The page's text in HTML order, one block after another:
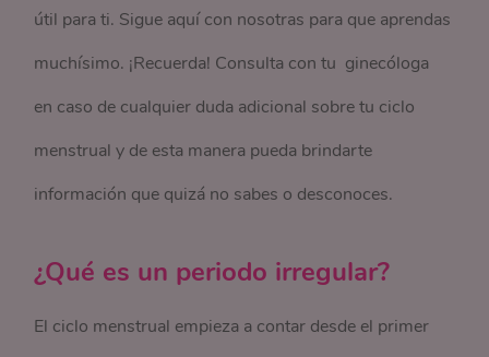
útil para ti. Sigue aquí con nosotras para que aprendas
muchísimo. ¡Recuerda! Consulta con tu ginecóloga
en caso de cualquier duda adicional sobre tu ciclo
menstrual y de esta manera pueda brindarte
información que quizá no sabes o desconoces.
¿Qué es un periodo irregular?
El ciclo menstrual empieza a contar desde el primer